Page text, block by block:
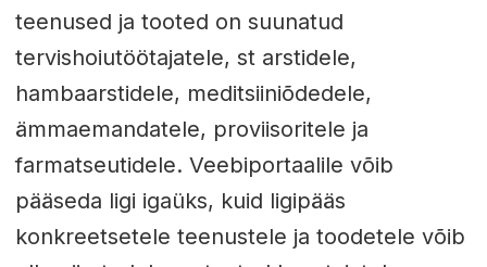
teenused ja tooted on suunatud
tervishoiutöötajatele, st arstidele,
hambaarstidele, meditsiiniõdedele,
ämmaemandatele, proviisoritele ja
farmatseutidele. Veebiportaalile võib
pääseda ligi igaüks, kuid ligipääs
konkreetsetele teenustele ja toodetele võib